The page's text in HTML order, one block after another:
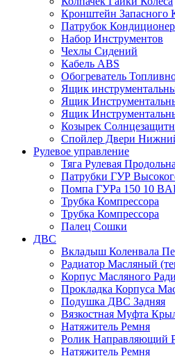
Кронштейн Запасного
Патрубок
Набор Инструментов
Чехлы Сидений
Кабель ABS
Обогреватель
Ящик
Ящик
Ящик
Козырек
Спойлер Двери
Рулевое управление
Тяга Рулевая
Патрубки ГУР
Помпа ГУРа 150 10
Трубка Компрессора
Трубка Компрессора
Палец Сошки
ДВС
Вкладыш Коленвала
Радиатор Масляный
Корпус Масляного
Прокладка Корпуса
Подушка ДВС Задняя
Вязкостная Муфта
Натяжитель Ремня
Ролик Направляющий
Натяжитель Ремня